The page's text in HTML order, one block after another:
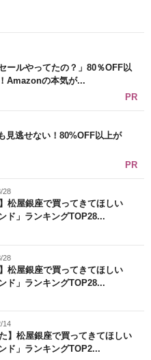
ールやってたの？」80％OFF以
Amazonの本気が...
PR
見逃せない！80%OFF以上が
PR
28
松屋銀座で買ってきてほしい
ド」ランキングTOP28...
28
松屋銀座で買ってきてほしい
ド」ランキングTOP28...
14
た】松屋銀座で買ってきてほしい
ド」ランキングTOP2...